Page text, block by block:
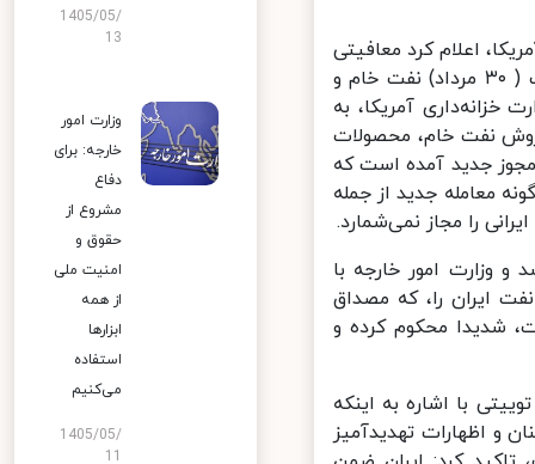
اعلام کرد معافیتی
که در ۲۱ ژوئن (۳۱ خرداد ۱۴۰۵) اعلام شد و به ایران اجازه می‌داد تا ۲۱ اوت ( ۳۰ مرداد) نفت خام و
آمریکا، به
تحویل و فروش نفت خام، محصولات
جدید آمده است که
سه شنبه به وقت آمریکا (۷ ژوئیه ۲۰۲۶) هیچ‌گونه معامله جدید از جمله
را مجاز نمی‌شمارد.
امور خارجه با
ایران را، که مصداق
تفاهم خاتمه جنگ مورخ ۲۸ خرداد ۱۴۰۵ است، شدیدا محکوم کرده و
با اشاره به اینکه
اظهارات تهدیدآمیز
1405/05/
13
وزارت امور
خارجه: برای
دفاع
مشروع از
حقوق و
امنیت ملی
از همه
ابزارها
استفاده
می‌کنیم
1405/05/